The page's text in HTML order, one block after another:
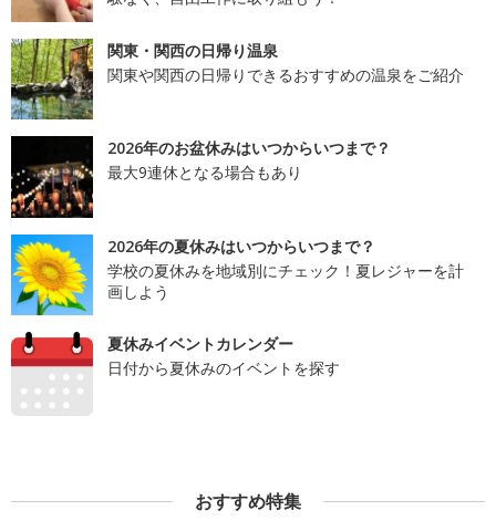
関東・関西の日帰り温泉
関東や関西の日帰りできるおすすめの温泉をご紹介
2026年のお盆休みはいつからいつまで？
最大9連休となる場合もあり
2026年の夏休みはいつからいつまで？
学校の夏休みを地域別にチェック！夏レジャーを計
画しよう
夏休みイベントカレンダー
日付から夏休みのイベントを探す
おすすめ特集